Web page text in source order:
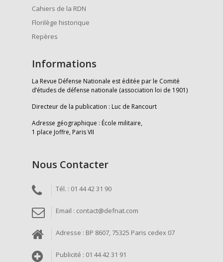
Cahiers de la RDN
Florilège historique
Repères
Informations
La Revue Défense Nationale est éditée par le Comité
d’études de défense nationale (association loi de 1901)
Directeur de la publication : Luc de Rancourt
Adresse géographique : École militaire,
1 place Joffre, Paris VII
Nous Contacter
Tél. : 01 44 42 31 90
Email : contact@defnat.com
Adresse : BP 8607, 75325 Paris cedex 07
Publicité : 01 44 42 31 91